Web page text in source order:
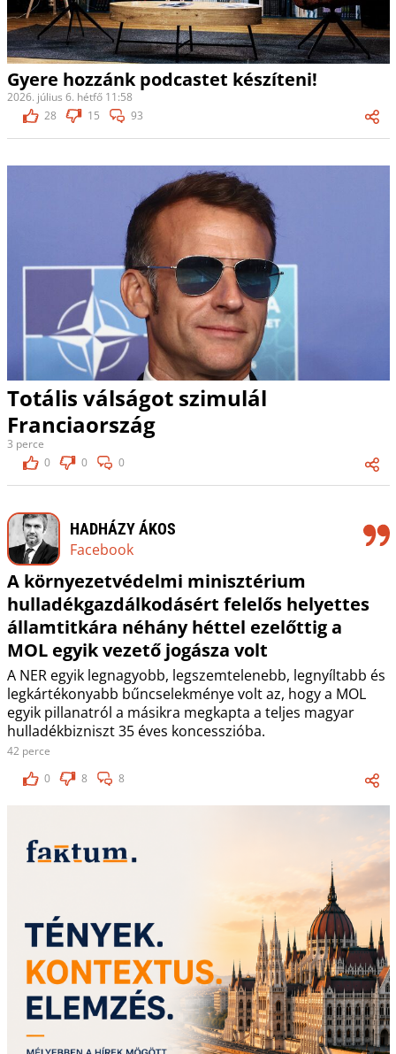
Gyere hozzánk podcastet készíteni!
2026. július 6. hétfő 11:58
28
15 93
Totális válságot szimulál
Franciaország
3 perce
0
0 0
HADHÁZY ÁKOS
Facebook
A környezetvédelmi minisztérium
hulladékgazdálkodásért felelős helyettes
államtitkára néhány héttel ezelőttig a
MOL egyik vezető jogásza volt
A NER egyik legnagyobb, legszemtelenebb, legnyíltabb és
legkártékonyabb bűncselekménye volt az, hogy a MOL
egyik pillanatról a másikra megkapta a teljes magyar
hulladékbizniszt 35 éves koncesszióba.
42 perce
0
8 8